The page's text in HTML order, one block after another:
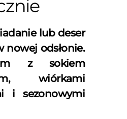
lub deser
nowej odsłonie.
z sokiem
wiórkami
i sezonowymi